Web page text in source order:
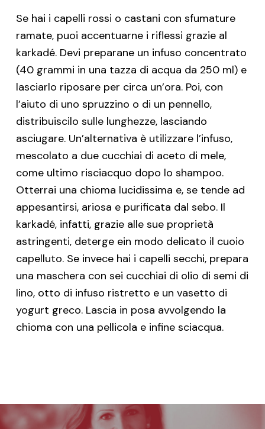
Se hai i capelli rossi o castani con sfumature
ramate, puoi accentuarne i riflessi grazie al
karkadé. Devi preparane un infuso concentrato
(40 grammi in una tazza di acqua da 250 ml) e
lasciarlo riposare per circa un’ora. Poi, con
l’aiuto di uno spruzzino o di un pennello,
distribuiscilo sulle lunghezze, lasciando
asciugare. Un’alternativa è utilizzare l’infuso,
mescolato a due cucchiai di aceto di mele,
come ultimo risciacquo dopo lo shampoo.
Otterrai una chioma lucidissima e, se tende ad
appesantirsi, ariosa e purificata dal sebo. Il
karkadé, infatti, grazie alle sue proprietà
astringenti, deterge ein modo delicato il cuoio
capelluto. Se invece hai i capelli secchi, prepara
una maschera con sei cucchiai di olio di semi di
lino, otto di infuso ristretto e un vasetto di
yogurt greco. Lascia in posa avvolgendo la
chioma con una pellicola e infine sciacqua.